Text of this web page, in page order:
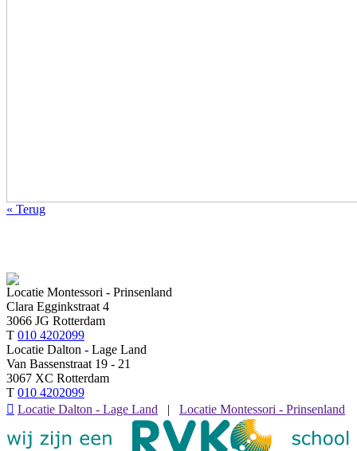
« Terug
Locatie Montessori - Prinsenland
Clara Egginkstraat 4
3066 JG Rotterdam
T 010 4202099
Locatie Dalton - Lage Land
Van Bassenstraat 19 - 21
3067 XC Rotterdam
T 010 4202099
 Locatie Dalton - Lage Land | Locatie Montessori - Prinsenland